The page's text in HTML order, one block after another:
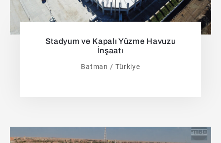
Stadyum ve Kapalı Yüzme Havuzu
İnşaatı
Batman / Türkiye